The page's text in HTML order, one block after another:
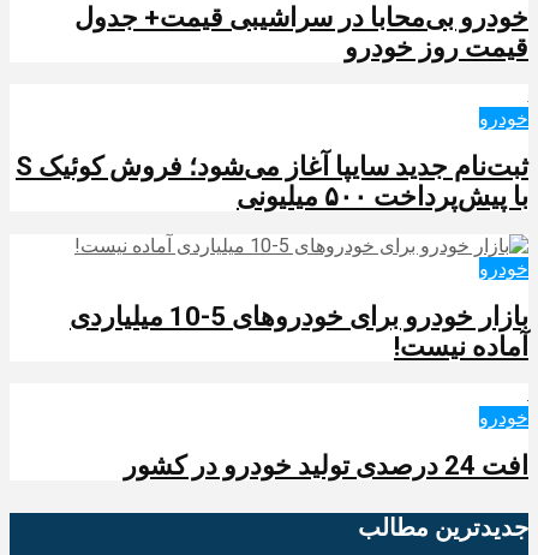
خودرو بی‌محابا در سراشیبی قیمت+ جدول
قیمت روز خودرو
خودرو
ثبت‌نام جدید سایپا آغاز می‌شود؛ فروش کوئیک S
با پیش‌پرداخت ۵۰۰ میلیونی
خودرو
بازار خودرو برای خودروهای 5-10 میلیاردی
آماده نیست!
خودرو
افت 24 درصدی تولید خودرو در کشور
جدیدترین‌ مطالب